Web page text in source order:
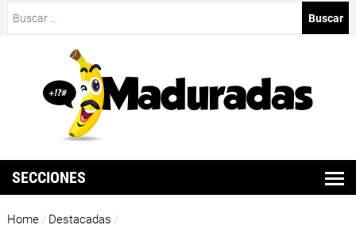
SECCIONES
Home / Destacadas /